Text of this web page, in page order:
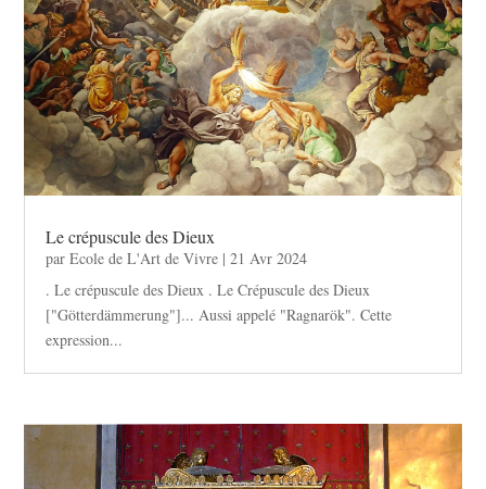
Le crépuscule des Dieux
parEcole de L'Art de Vivre |21 Avr 2024
. Le crépuscule des Dieux . Le Crépuscule des Dieux
["Götterdämmerung"]... Aussi appelé "Ragnarök". Cette
expression...